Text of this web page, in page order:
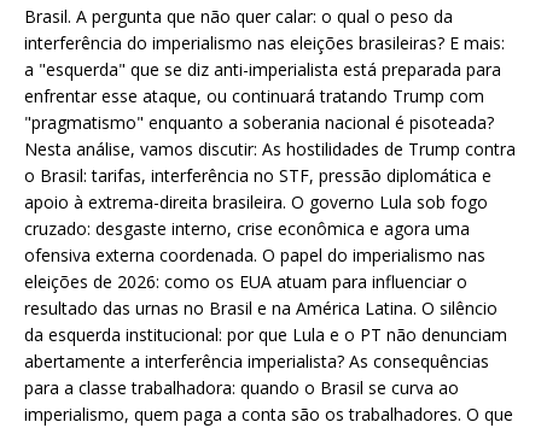
Brasil. A pergunta que não quer calar: o qual o peso da
interferência do imperialismo nas eleições brasileiras? E mais:
a "esquerda" que se diz anti-imperialista está preparada para
enfrentar esse ataque, ou continuará tratando Trump com
"pragmatismo" enquanto a soberania nacional é pisoteada?
Nesta análise, vamos discutir: As hostilidades de Trump contra
o Brasil: tarifas, interferência no STF, pressão diplomática e
apoio à extrema-direita brasileira. O governo Lula sob fogo
cruzado: desgaste interno, crise econômica e agora uma
ofensiva externa coordenada. O papel do imperialismo nas
eleições de 2026: como os EUA atuam para influenciar o
resultado das urnas no Brasil e na América Latina. O silêncio
da esquerda institucional: por que Lula e o PT não denunciam
abertamente a interferência imperialista? As consequências
para a classe trabalhadora: quando o Brasil se curva ao
imperialismo, quem paga a conta são os trabalhadores. O que